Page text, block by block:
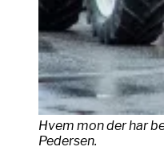
Hvem mon der har
Pedersen.